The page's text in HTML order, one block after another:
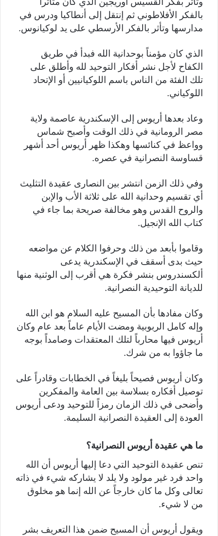
بالفكر الأفلاطوني ثم إنتقل إلى أنطاكيا ودرس في
مدارسها وتأثر بالفكر الأرسطي على يد لوكيانوس.
الذي كان مؤمناً بوحدانية الله فبدأ في طريق
الكفاح لأجل نشر أفكار التوحيد لله وأطلق على
تلك الفئة من الناس باسم اللوكيانيين أو الإتحاد
اللوكياني.
وعاد بعدها أريوس إلى الإسكندرية عاصمة ولاية
مصر الرومانية في ذلك الوقت وأصبح شماس
وواعظ في كنائسها وهكذا ظهر أريوس أحد أشهر
قساوسة النصرانية في عصره.
وفي ذلك الزمن انتشر بين النصارى عقيدة التثليث
أي تقسيم وحدانية الله على ثلاثة الأب والإبن
والروح القدس وهو مخالفة صريحة بما جاء في
كتاب الله الإنجيل.
وقاموا بأبعد من ذلك وحرفوا الكلام عن مواضعه
حيث بدى أسقف في الإسكندرية يدعى
ألكسندروس بنشر فكرة هي أقرب إلى الوثنية منها
للديانة التوحيدية النصرانية.
وكان مفادها بأن المسيح عليه السلام هو ابن الله
وإله كامل الربوبية ومضت الأيام عاماً بعد عام وكان
أريوس فيها محارباً لتلك المعتقدات وصامداً بوجه
ما جاؤوا به من شرك.
وكان أريوس فصيحاً بليغاً في الخطابات وقادراً على
توصيل أفكاره بسلاسة بين العامة والمفكرين
وأضحى في ذلك الزمان رمزاً للتوحيد ودعى أريوس
العودة إلى العقيدة النصرانية السليمة.
ما هي عقيدة أريوس النصرانية؟
تنص عقيدة التوحيد التي دعا إليها أريوس أن الله
واحد فرد غير مولود ولا يلد لا يشاركه شيء في ذاته
تعالى وكل ما كان خارجاً عن الله إنما هو مخلوق
من لا شيء.
ويقول أريوس أن المسيح ضمن هذا التعريف بشر